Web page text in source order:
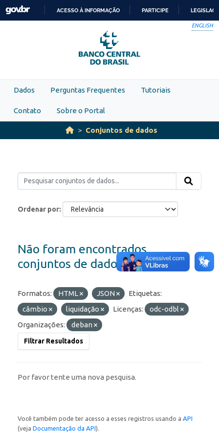
Skip to main content
PARA
O
CONTEÚDO
ACESSO À INFORMAÇÃO PARTICIPE
ENGLISH
Dados Perguntas Frequentes Tutoriais
Contato Sobre o Portal
Conjuntos de dados
Ordenar por
Não foram encontrados
conjuntos de dados
Formatos: HTML JSON
Etiquetas:
câmbio
liquidação Licenças:
odc-odbl
Organizações:
deban
Filtrar Resultados
Por favor tente uma nova pesquisa.
Você também pode ter acesso a esses registros usando a API
(veja Documentação da API).